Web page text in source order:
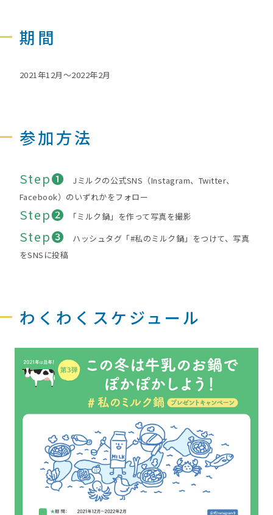
期間
2021年12月～2022年2月
参加方法
Step❶ Jミルクの公式SNS（Instagram、Twitter、
Facebook）のいずれかをフォロー
Step❷ 「ミルク鍋」を作って写真を撮影
Step➌ ハッシュタグ「#私のミルク鍋」をつけて、写真
をSNSに投稿
わくわくスケジュール